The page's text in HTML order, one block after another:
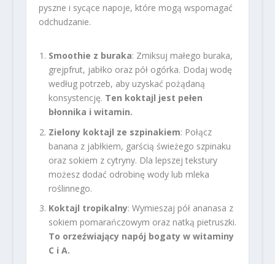
pyszne i sycące napoje, które mogą wspomagać
odchudzanie.
Smoothie z buraka: Zmiksuj małego buraka,
grejpfrut, jabłko oraz pół ogórka. Dodaj wodę
według potrzeb, aby uzyskać pożądaną
konsystencję. Ten koktajl jest pełen
błonnika i witamin.
Zielony koktajl ze szpinakiem: Połącz
banana z jabłkiem, garścią świeżego szpinaku
oraz sokiem z cytryny. Dla lepszej tekstury
możesz dodać odrobinę wody lub mleka
roślinnego.
Koktajl tropikalny: Wymieszaj pół ananasa z
sokiem pomarańczowym oraz natką pietruszki.
To orzeźwiający napój bogaty w witaminy
C i A.